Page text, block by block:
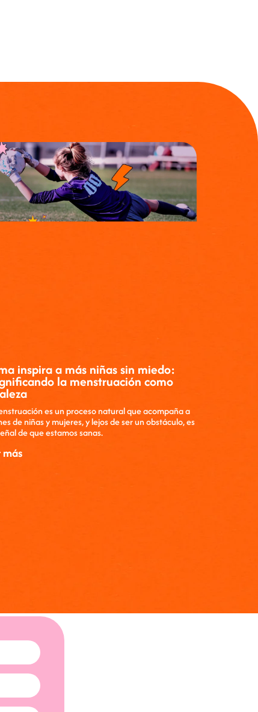
inspira a más niñas sin miedo:
la menstruación como
es un proceso natural que acompaña a
de niñas y mujeres, y lejos de ser un obstáculo, es
de que estamos sanas.
más